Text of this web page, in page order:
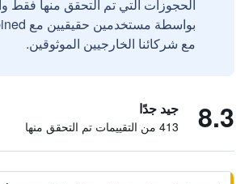
الحجوزات التي تم التحقق منها فقط
مع شركائنا الخارجيين الموثوقين.
8.3 جيد جدًا
413 من التقييمات تم التحقق منها